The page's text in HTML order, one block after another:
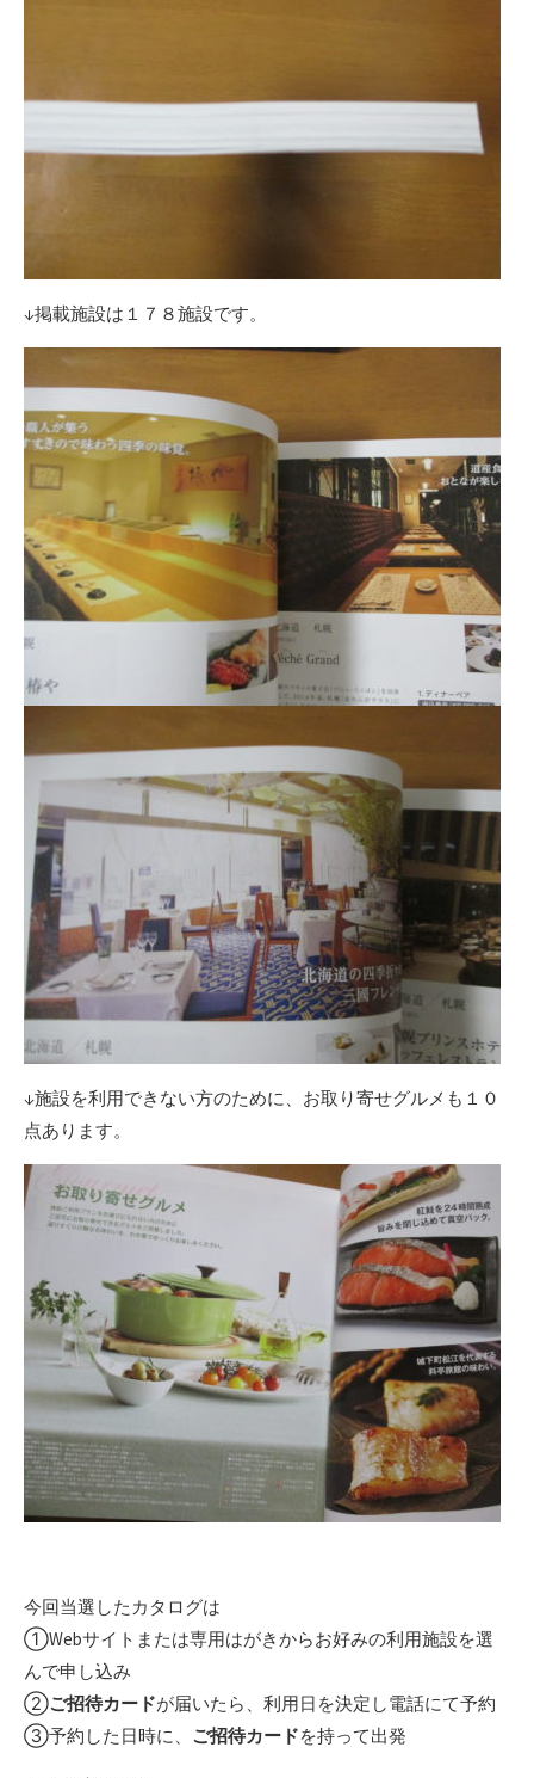
↓掲載施設は１７８施設です。
↓施設を利用できない方のために、お取り寄せグルメも１０
点あります。
今回当選したカタログは
①Webサイトまたは専用はがきからお好みの利用施設を選
んで申し込み
②ご招待カードが届いたら、利用日を決定し電話にて予約
③予約した日時に、 ご招待カードを持って出発